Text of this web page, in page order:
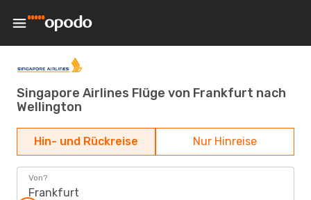
Singapore Airlines Flüge von Frankfurt nach
Wellington
Hin- und Rückreise Nur Hinreise
Von?
Frankfurt